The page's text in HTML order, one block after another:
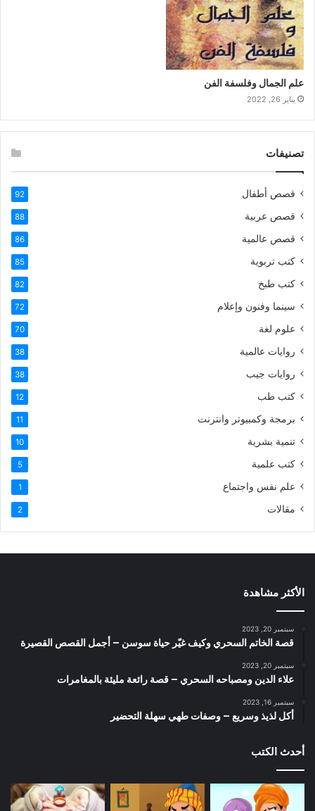
علم الجمال وفلسفة الفن
يناير 26, 2022
تصنيفات
قصص أطفال 92
قصص عربية 88
قصص عالمية 86
كتب تربوية 85
كتب طبخ 82
سينما وفنون وإعلام 72
علوم لغة 70
روايات عالمية 38
روايات جيب 38
كتب طب 12
برمجة وكمبيوتر وانترنت 11
تنمية بشرية 10
كتب علمية 5
علم نفس واجتماع 1
مقالات 2
الأكثر مشاهدة
سبتمبر 20, 2023
قصة الخاتم السحري وكيف غيّر حياة سوسن – أجمل القصص القصيرة
سبتمبر 20, 2023
علاء الدين ومصباحه السحري – قصة رائعة مليئة بالمغامرات
سبتمبر 16, 2023
أكل لذيذ وسريع – وصفات طهي سهلة التحضير
أحدث الكتب